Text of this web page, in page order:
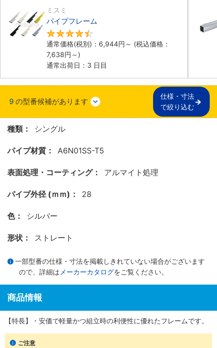
ミスミ
パイプフレーム
通常価格(税別)： 6,944円 ～ (税込価格：
7,638円 ～)
通常出荷日：3 日目
9 の型番候補があります
仕様・寸法
で絞り込む
種類： シングル
パイプ材質： A6N01SS-T5
表面処理・コーティング： アルマイト処理
パイプ外径 (ｍｍ)： 28
色： シルバー
形状： ストレート
一部型番の仕様・寸法を掲載しきれていない場合がございます
ので、詳細は メーカーカタログをご覧ください。
商品情報
【特長】・安価で軽量かつ組立時の利便性に優れたフレームです。
ご注意